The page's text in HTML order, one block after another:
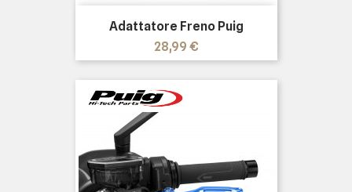
Adattatore Freno Puig
Prezzo
28,99 €